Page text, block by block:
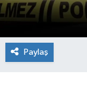
Paylaş